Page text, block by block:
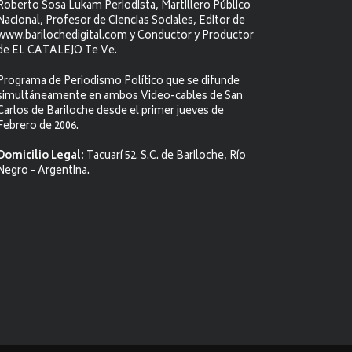
Sosa Lukam Periodista, Martillero Público
Profesor de Ciencias Sociales, Editor de
y Conductor y Productor
EL CATALEJO Te Ve.
de Periodismo Político que se difunde
en ambos Video-cables de San
de Bariloche desde el primer jueves de
de 2006.
Legal: Tacuarí 52. S.C. de Bariloche, Río
- Argentina.